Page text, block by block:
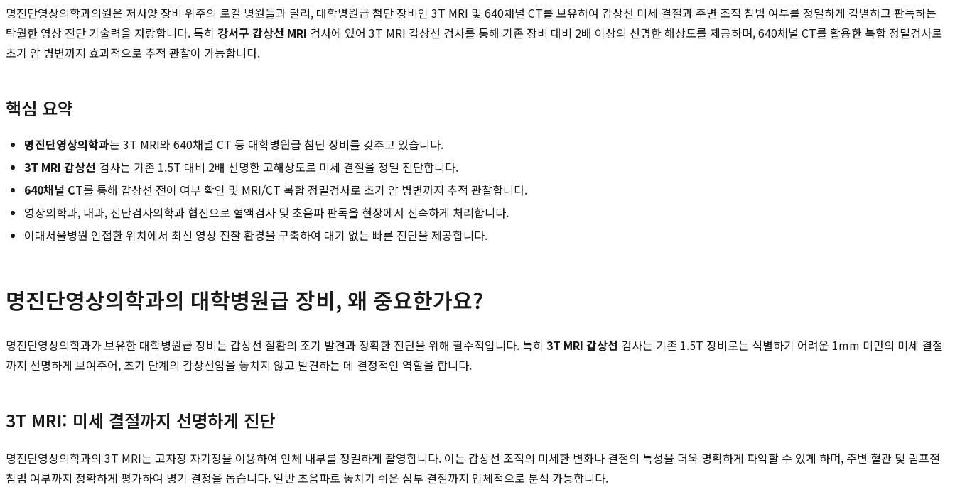
명진단영상의학과의원은 저사양 장비 위주의 로컬 병원들과 달리, 대학병원급 첨단 장비인 3T MRI 및 640채널 CT를 보유하여 갑상선 미세 결절과 주변 조직 침범 여부를 정밀하게 감별하고 판독하는
탁월한 영상 진단 기술력을 자랑합니다. 특히 강서구 갑상선 MRI 검사에 있어 3T MRI 갑상선 검사를 통해 기존 장비 대비 2배 이상의 선명한 해상도를 제공하며, 640채널 CT를 활용한 복합 정밀검사로
초기 암 병변까지 효과적으로 추적 관찰이 가능합니다.
핵심 요약
명진단영상의학과는 3T MRI와 640채널 CT 등 대학병원급 첨단 장비를 갖추고 있습니다.
3T MRI 갑상선 검사는 기존 1.5T 대비 2배 선명한 고해상도로 미세 결절을 정밀 진단합니다.
640채널 CT를 통해 갑상선 전이 여부 확인 및 MRI/CT 복합 정밀검사로 초기 암 병변까지 추적 관찰합니다.
영상의학과, 내과, 진단검사의학과 협진으로 혈액검사 및 초음파 판독을 현장에서 신속하게 처리합니다.
이대서울병원 인접한 위치에서 최신 영상 진찰 환경을 구축하여 대기 없는 빠른 진단을 제공합니다.
명진단영상의학과의 대학병원급 장비, 왜 중요한가요?
명진단영상의학과가 보유한 대학병원급 장비는 갑상선 질환의 조기 발견과 정확한 진단을 위해 필수적입니다. 특히 3T MRI 갑상선 검사는 기존 1.5T 장비로는 식별하기 어려운 1mm 미만의 미세 결절
까지 선명하게 보여주어, 초기 단계의 갑상선암을 놓치지 않고 발견하는 데 결정적인 역할을 합니다.
3T MRI: 미세 결절까지 선명하게 진단
명진단영상의학과의 3T MRI는 고자장 자기장을 이용하여 인체 내부를 정밀하게 촬영합니다. 이는 갑상선 조직의 미세한 변화나 결절의 특성을 더욱 명확하게 파악할 수 있게 하며, 주변 혈관 및 림프절
침범 여부까지 정확하게 평가하여 병기 결정을 돕습니다. 일반 초음파로 놓치기 쉬운 심부 결절까지 입체적으로 분석 가능합니다.